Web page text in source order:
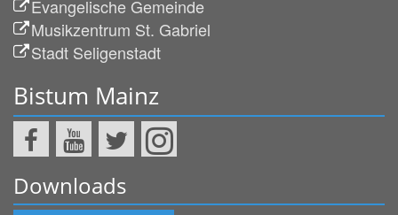
Evangelische Gemeinde
Musikzentrum St. Gabriel
Stadt Seligenstadt
Bistum Mainz
Downloads